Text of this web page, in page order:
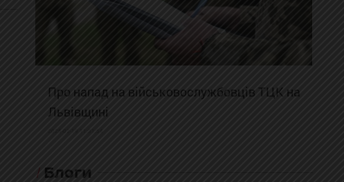
Про напад на військовослужбовців ТЦК на
Львівщині
Блоги